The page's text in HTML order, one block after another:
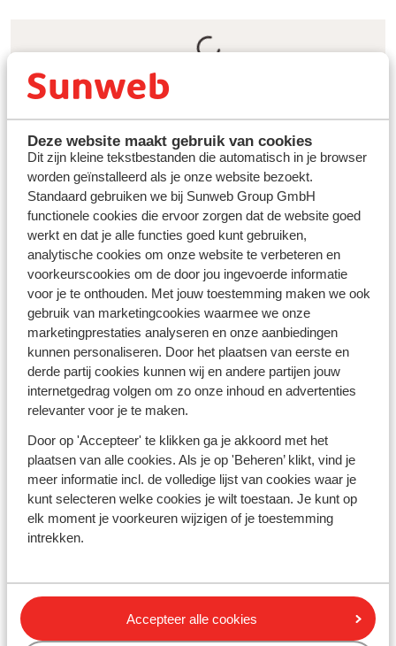
Deze website maakt gebruik van cookies
Dit zijn kleine tekstbestanden die automatisch in je browser
worden geïnstalleerd als je onze website bezoekt.
Standaard gebruiken we bij Sunweb Group GmbH
functionele cookies die ervoor zorgen dat de website goed
werkt en dat je alle functies goed kunt gebruiken,
analytische cookies om onze website te verbeteren en
voorkeurscookies om de door jou ingevoerde informatie
voor je te onthouden. Met jouw toestemming maken we ook
gebruik van marketingcookies waarmee we onze
marketingprestaties analyseren en onze aanbiedingen
kunnen personaliseren. Door het plaatsen van eerste en
derde partij cookies kunnen wij en andere partijen jouw
internetgedrag volgen om zo onze inhoud en advertenties
relevanter voor je te maken.
Door op 'Accepteer' te klikken ga je akkoord met het
plaatsen van alle cookies. Als je op 'Beheren’ klikt, vind je
meer informatie incl. de volledige lijst van cookies waar je
kunt selecteren welke cookies je wilt toestaan. Je kunt op
elk moment je voorkeuren wijzigen of je toestemming
intrekken.
Accepteer alle cookies
Ontdek Sharm el Sheikh tijdens jouw
winterzonvakantie
Sharm el Sheikh inEgypteheeft ontzettend veel te
bieden. Van rijke cultuur en een kleurrijke
onderwaterwereld tot een levendig centrum en een
prachtige woestijn. Dankzij het aangename klimaat is
Sharm el Sheikh perfect voor een zomer- én
winterzonvakantie. Neem een pauze van de
Nederlandse winter, kom tot rust en ontdekhet land
van de farao's. Vier jij je zonvakantie deze winter met
het hele gezin tijdens bijvoorbeeld dekerstvakantie
Maak het jezelf gemakkelijk en ga voor een all inclusive
hotel. Kinderzwembaden, volop keuze aan pasta en
ijsjes, aanschuiven wanneer je maar wilt en de leukste
activiteiten in de mini-club. Kortom, een paradijs voor
kinderen! Zoek jij een romantische vakantie zonder
volledig tot rust komt.
Beleef veelzijdig Sharm el Sheikh in Egypte
Met zo'n ruim aanbod aan luxe hotels met vele
faciliteiten hoef jij eigenlijk de deur niet meer uit. Maar
op safari, kies voor een dagje duiken of snorkelen of
wandel door het prachtige
temperaturen zijn in de winter een stuk aangenamer,
waardoor je overdag de leukste activiteiten